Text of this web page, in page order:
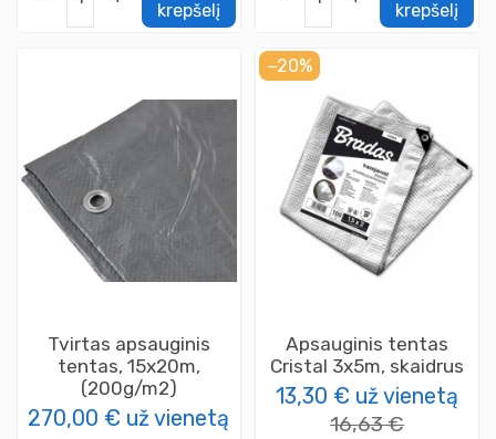
krepšelį
krepšelį
Tvirtas apsauginis
tentas, 15x20m,
(200g/m2)
270,00 € už vienetą
−20%
Apsauginis tentas
Cristal 3x5m, skaidrus
13,30 € už vienetą
16,63 €